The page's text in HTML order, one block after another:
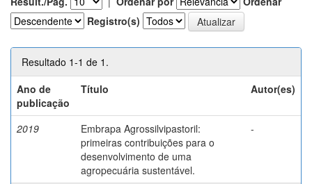
Registro(s)
Resultado 1-1 de 1.
Ano de
publicação
Título Autor(es)
2019
Embrapa Agrossilvipastoril:
primeiras contribuições para o
desenvolvimento de uma
agropecuária sustentável.
-